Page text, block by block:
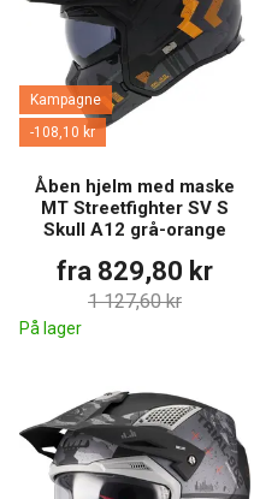
Kampagne
-108,10 kr
Åben hjelm med maske
MT Streetfighter SV S
Skull A12 grå-orange
fra 829,80 kr
1 127,60 kr
På lager